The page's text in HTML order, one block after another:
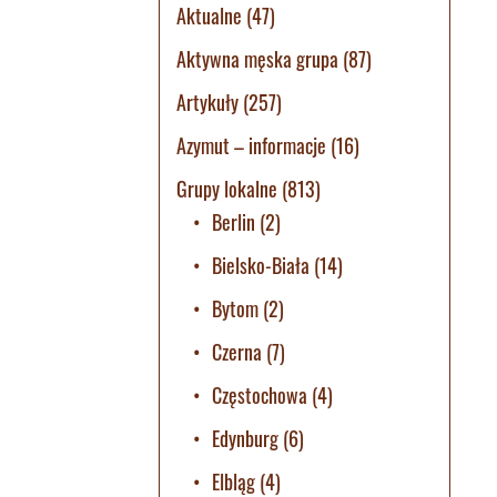
Aktualne (47)
Aktywna męska grupa (87)
Artykuły(257)
Azymut – informacje (16)
Grupy lokalne (813)
Berlin (2)
Bielsko-Biała (14)
Bytom(2)
Czerna (7)
Częstochowa (4)
Edynburg(6)
Elbląg(4)